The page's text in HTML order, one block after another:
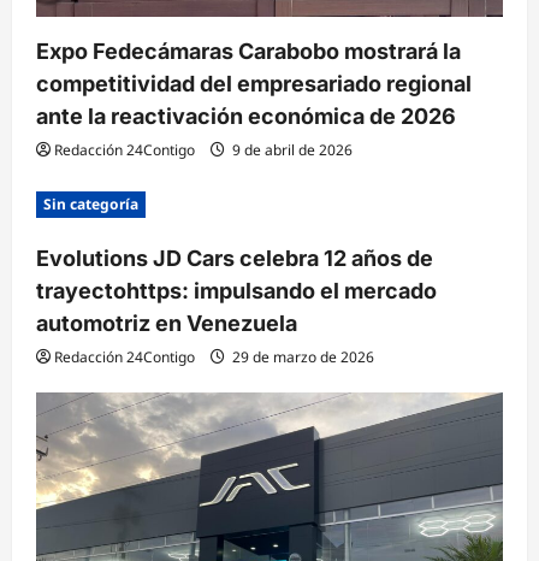
a
d
a
s
Expo Fedecámaras Carabobo mostrará la
competitividad del empresariado regional
ante la reactivación económica de 2026
Redacción 24Contigo 9 de abril de 2026
Sin categoría
Evolutions JD Cars celebra 12 años de
trayectohttps: impulsando el mercado
automotriz en Venezuela
Redacción 24Contigo 29 de marzo de 2026